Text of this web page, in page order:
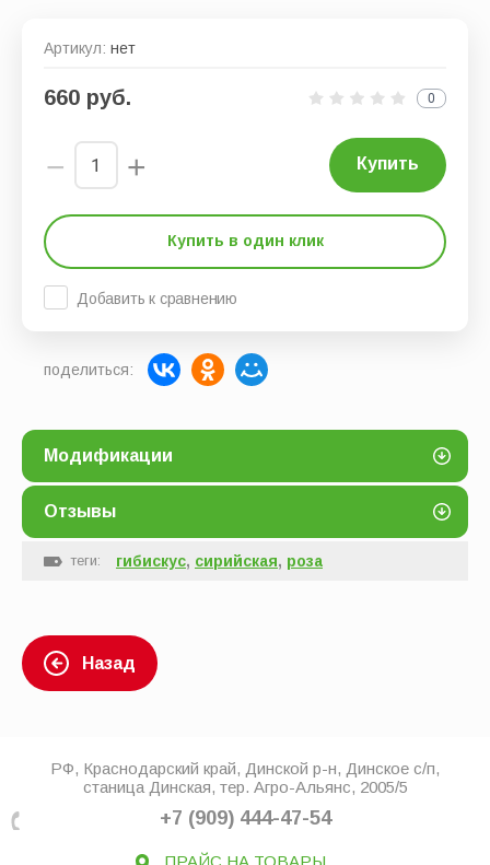
Артикул: нет
660 руб. 0
− + Купить
Купить в один клик
Добавить к сравнению
поделиться:
Модификации
Отзывы
теги: гибискус, сирийская, роза
Назад
РФ, Краснодарский край, Динской р-н, Динское с/п,
станица Динская, тер. Агро-Альянс, 2005/5
+7 (909) 444-47-54